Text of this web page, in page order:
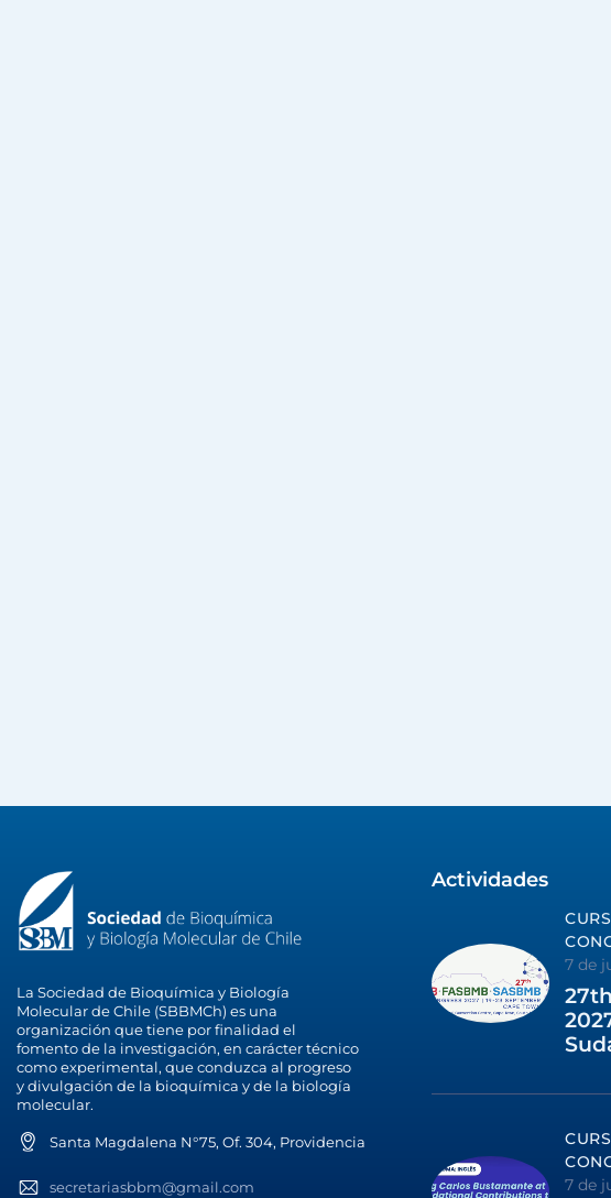
La Sociedad de Bioquímica y Biología
Molecular de Chile (SBBMCh) es una
organización que tiene por finalidad el
fomento de la investigación, en carácter técnico
como experimental, que conduzca al progreso
y divulgación de la bioquímica y de la biología
molecular.
Santa Magdalena N°75, Of. 304, Providencia
secretariasbbm@gmail.com
Actividades
7 de
7 de